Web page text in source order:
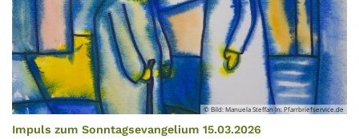
© Bild: Manuela Steffan In: Pfarrbriefservice.de
Impuls zum Sonntagsevangelium 15.03.2026